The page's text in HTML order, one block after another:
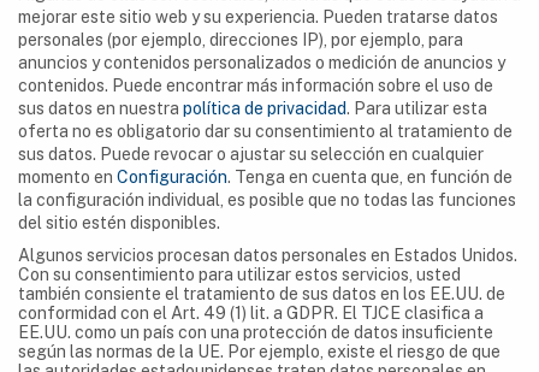
el Dr. Marco Marti y Claude Werotte a principios de la
década de 2000, y exploradas en su totalidad durante
varias expediciones de espeleología por Oslisly,
Testa, […]
SEARCH
mejorar este sitio web y su experiencia. Pueden tratarse datos
personales (por ejemplo, direcciones IP), por ejemplo, para
anuncios y contenidos personalizados o medición de anuncios y
contenidos. Puede encontrar más información sobre el uso de
sus datos en nuestra política de privacidad. Para utilizar esta
oferta no es obligatorio dar su consentimiento al tratamiento de
sus datos. Puede revocar o ajustar su selección en cualquier
momento en Configuración. Tenga en cuenta que, en función de
la configuración individual, es posible que no todas las funciones
del sitio estén disponibles.
Algunos servicios procesan datos personales en Estados Unidos.
Con su consentimiento para utilizar estos servicios, usted
también consiente el tratamiento de sus datos en los EE.UU. de
conformidad con el Art. 49 (1) lit. a GDPR. El TJCE clasifica a
EE.UU. como un país con una protección de datos insuficiente
según las normas de la UE. Por ejemplo, existe el riesgo de que